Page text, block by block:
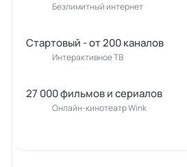
Безлимитный интернет
Стартовый - от 200 каналов
Интерактивное ТВ
27 000 фильмов и сериалов
Онлайн-кинотеатр Wink